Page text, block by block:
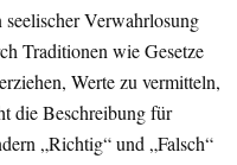
Verwahrlosung
Traditionen wie Gesetze
Werte zu vermitteln,
die Beschreibung für
„Richtig“ und „Falsch“